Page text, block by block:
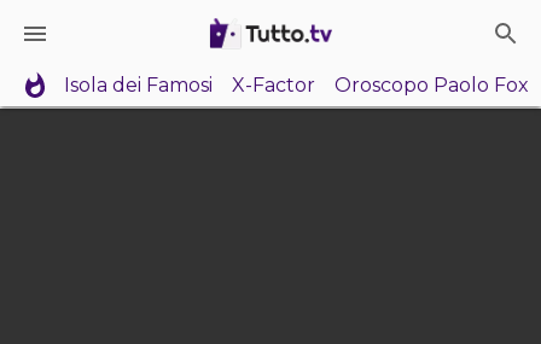
Isola dei Famosi X-Factor Oroscopo Paolo Fox